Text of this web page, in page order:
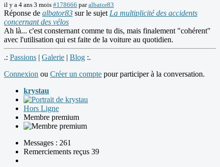
il y a 4 ans 3 mois #178666 paralbator83
Réponse de albator83 sur le sujet La multiplicité des accidents
concernant des vélos
Ah là... c'est consternant comme tu dis, mais finalement "cohérent"
avec l'utilisation qui est faite de la voiture au quotidien.
.: Passions | Galerie | Blog :.
Connexion ou Créer un compte pour participer à la conversation.
krystau
Hors Ligne
Membre premium
Messages : 261
Remerciements reçus 39